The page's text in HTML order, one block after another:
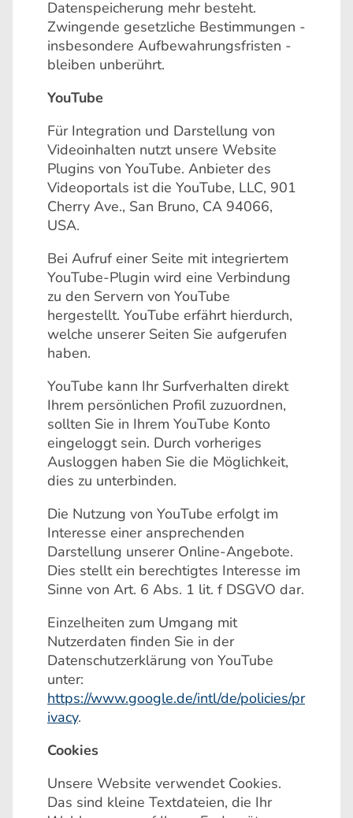
Datenspeicherung mehr besteht.
Zwingende gesetzliche Bestimmungen -
insbesondere Aufbewahrungsfristen -
bleiben unberührt.
YouTube
Für Integration und Darstellung von
Videoinhalten nutzt unsere Website
Plugins von YouTube. Anbieter des
Videoportals ist die YouTube, LLC, 901
Cherry Ave., San Bruno, CA 94066,
USA.
Bei Aufruf einer Seite mit integriertem
YouTube-Plugin wird eine Verbindung
zu den Servern von YouTube
hergestellt. YouTube erfährt hierdurch,
welche unserer Seiten Sie aufgerufen
haben.
YouTube kann Ihr Surfverhalten direkt
Ihrem persönlichen Profil zuzuordnen,
sollten Sie in Ihrem YouTube Konto
eingeloggt sein. Durch vorheriges
Ausloggen haben Sie die Möglichkeit,
dies zu unterbinden.
Die Nutzung von YouTube erfolgt im
Interesse einer ansprechenden
Darstellung unserer Online-Angebote.
Dies stellt ein berechtigtes Interesse im
Sinne von Art. 6 Abs. 1 lit. f DSGVO dar.
Einzelheiten zum Umgang mit
Nutzerdaten finden Sie in der
Datenschutzerklärung von YouTube
unter:
https://www.google.de/intl/de/policies/pr
ivacy.
Cookies
Unsere Website verwendet Cookies.
Das sind kleine Textdateien, die Ihr